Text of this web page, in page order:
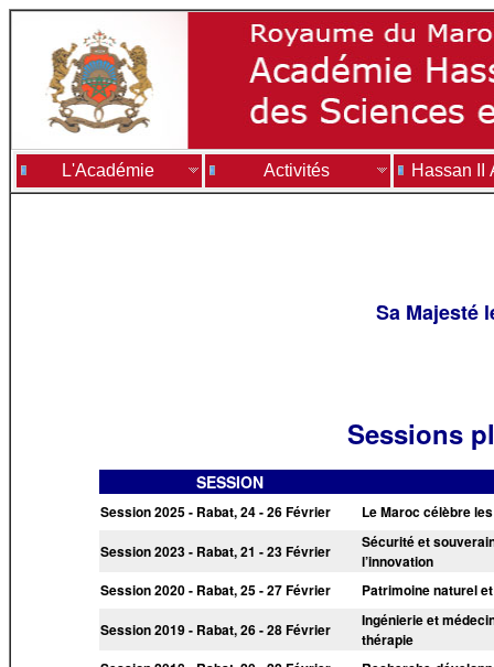
L'Académie Activités Hassan II
Sa Majesté
Sessions
SESSION
Session 2025 - Rabat, 24 - 26 Février
Le Maroc célèbre
Session 2023 - Rabat, 21 - 23 Février
Sécurité et
l’innovation
Session 2020 - Rabat, 25 - 27 Février
Patrimoine naturel
Session 2019 - Rabat, 26 - 28 Février
Ingénierie et
thérapie